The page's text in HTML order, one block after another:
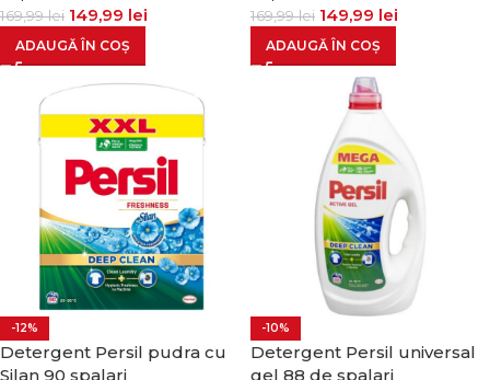
169,99lei 149,99 lei
ADAUGĂ ÎN COȘ
169,99lei 149,99 lei
ADAUGĂ ÎN COȘ
-12%
Detergent Persil pudra cu
Silan 90 spalari
-10%
Detergent Persil universal
gel 88 de spalari